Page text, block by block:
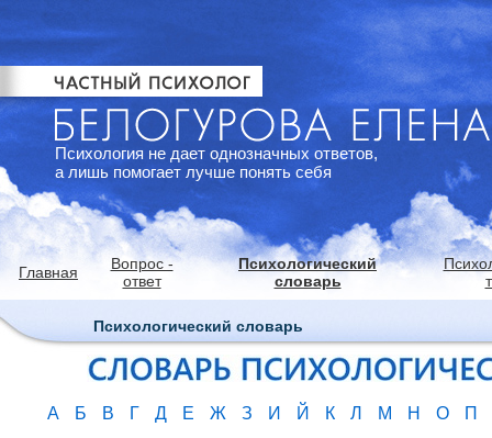
Психология не дает однозначных ответов,
а лишь помогает лучше понять себя
Главная
Вопрос -
ответ
Психологический
словарь
Психологический словарь
А Б В Г Д Е Ж З И Й К Л М Н О
П